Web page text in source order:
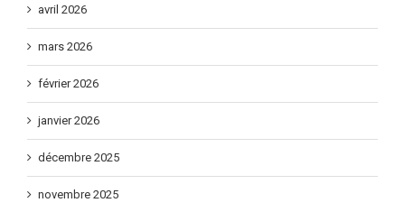
avril 2026
mars 2026
février 2026
janvier 2026
décembre 2025
novembre 2025